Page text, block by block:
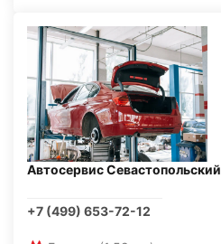
Автосервис Севастопольский
+7 (499) 653-72-12